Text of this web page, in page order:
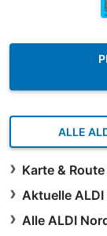
ALLE
Karte & Route
Aktuelle
Alle ALDI